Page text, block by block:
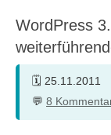
WordPress
25.11.2011
8